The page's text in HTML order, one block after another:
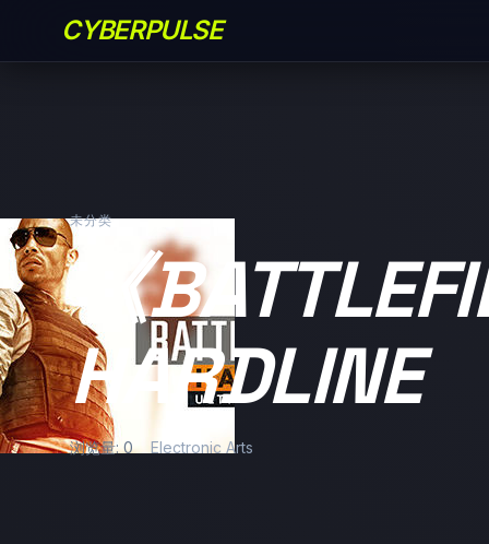
CYBERPULSE
未分类
《
HARDLINE
浏览量: 0 Electronic Arts